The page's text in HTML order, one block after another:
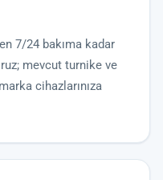
7/24 bakıma kadar
mevcut turnike ve
cihazlarınıza